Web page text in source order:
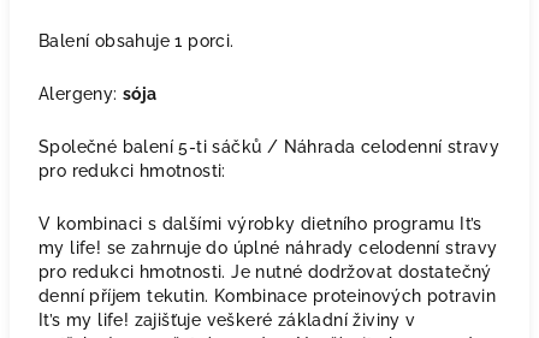
Balení obsahuje 1 porci.
Alergeny: sója
Společné balení 5-ti sáčků / Náhrada celodenní stravy
pro redukci hmotnosti:
V kombinaci s dalšími výrobky dietního programu It’s
my life! se zahrnuje do úplné náhrady celodenní stravy
pro redukci hmotnosti. Je nutné dodržovat dostatečný
denní příjem tekutin. Kombinace proteinových potravin
It’s my life! zajišťuje veškeré základní živiny v